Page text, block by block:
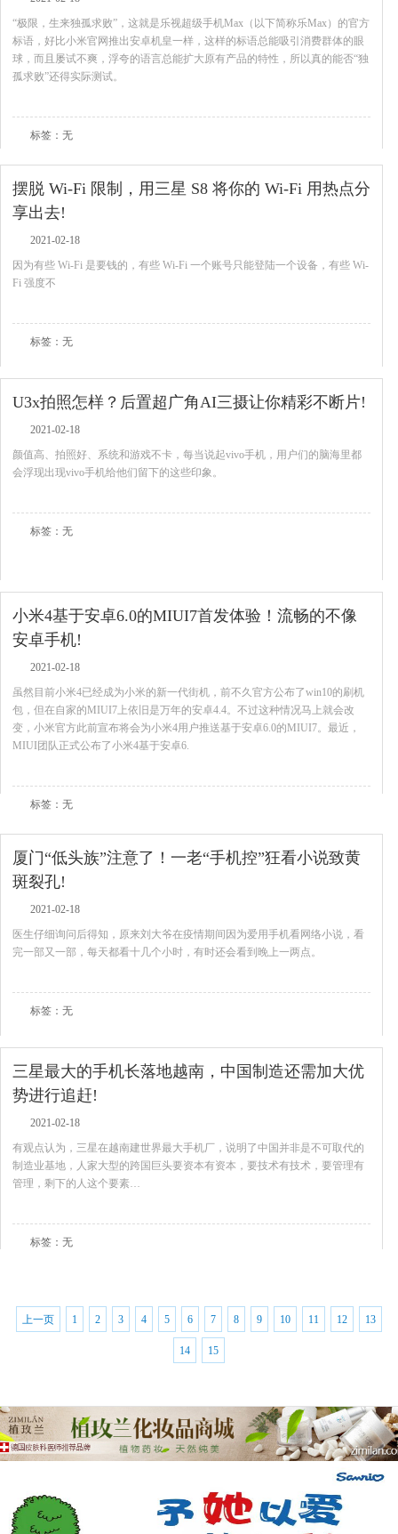
“极限，生来独孤求败”，这就是乐视超级手机Max（以下简称乐Max）的官方
标语，好比小米官网推出安卓机皇一样，这样的标语总能吸引消费群体的眼
球，而且屡试不爽，浮夸的语言总能扩大原有产品的特性，所以真的能否“独
孤求败”还得实际测试。
标签：无
摆脱 Wi-Fi 限制，用三星 S8 将你的 Wi-Fi 用热点分
享出去!
2021-02-18
因为有些 Wi-Fi 是要钱的，有些 Wi-Fi 一个账号只能登陆一个设备，有些 Wi-
Fi 强度不
标签：无
U3x拍照怎样？后置超广角AI三摄让你精彩不断片!
2021-02-18
颜值高、拍照好、系统和游戏不卡，每当说起vivo手机，用户们的脑海里都
会浮现出现vivo手机给他们留下的这些印象。
标签：无
小米4基于安卓6.0的MIUI7首发体验！流畅的不像
安卓手机!
2021-02-18
虽然目前小米4已经成为小米的新一代街机，前不久官方公布了win10的刷机
包，但在自家的MIUI7上依旧是万年的安卓4.4。不过这种情况马上就会改
变，小米官方此前宣布将会为小米4用户推送基于安卓6.0的MIUI7。最近，
MIUI团队正式公布了小米4基于安卓6.
标签：无
厦门“低头族”注意了！一老“手机控”狂看小说致黄
斑裂孔!
2021-02-18
医生仔细询问后得知，原来刘大爷在疫情期间因为爱用手机看网络小说，看
完一部又一部，每天都看十几个小时，有时还会看到晚上一两点。
标签：无
三星最大的手机长落地越南，中国制造还需加大优
势进行追赶!
2021-02-18
有观点认为，三星在越南建世界最大手机厂，说明了中国并非是不可取代的
制造业基地，人家大型的跨国巨头要资本有资本，要技术有技术，要管理有
管理，剩下的人这个要素…
标签：无
上一页 1 2 3 4 5 6 7 8 9 10 11 12 13
14 15